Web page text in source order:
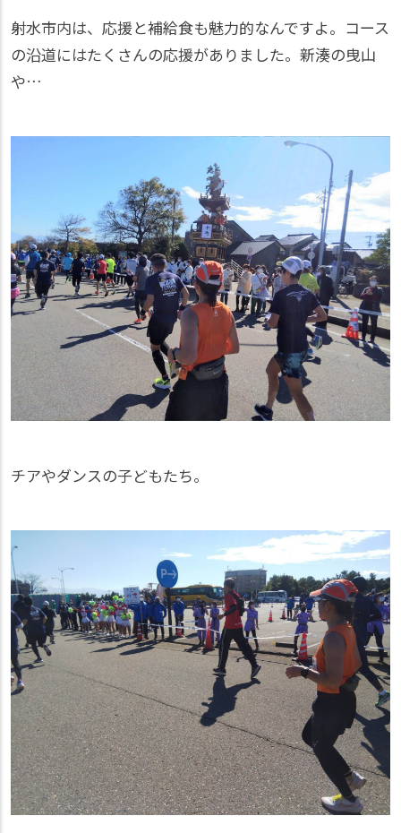
射水市内は、応援と補給食も魅力的なんですよ。コース
の沿道にはたくさんの応援がありました。新湊の曳山
や…
チアやダンスの子どもたち。